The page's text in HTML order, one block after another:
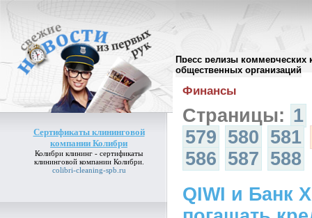
Пресс релизы коммерческих
общественных организаций
Сертификаты клининговой
компании Колибри
Колибри клининг - сертификаты
клининговой компании Колибри.
colibri-cleaning-spb.ru
Архив пресс-релизов//
Финансы
Страницы: 1
579 580 581
586 587 588
QIWI и Банк